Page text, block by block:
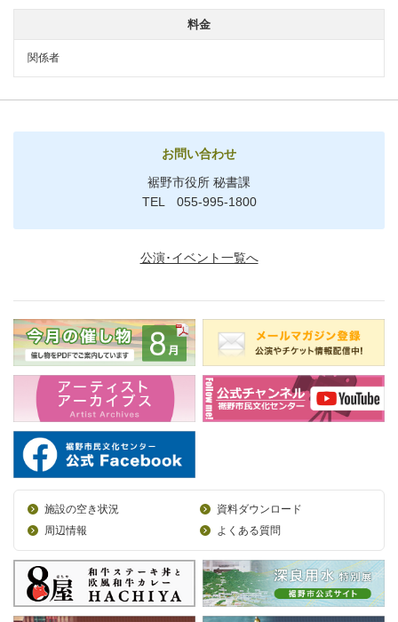
料金
関係者
お問い合わせ
裾野市役所 秘書課
TEL 055-995-1800
公演･イベント一覧へ
施設の空き状況
資料ダウンロード
周辺情報
よくある質問